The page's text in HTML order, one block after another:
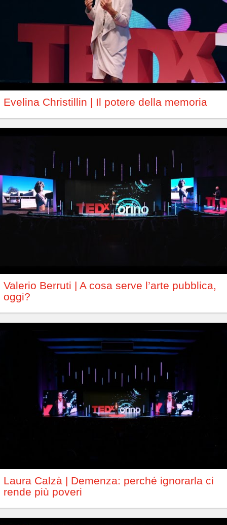
Evelina Christillin | Il potere della memoria
Valerio Berruti | A cosa serve l’arte pubblica,
oggi?
Laura Calzà | Demenza: perché ignorarla ci
rende più poveri